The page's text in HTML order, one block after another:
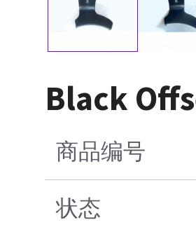
Black
商品编号
状态